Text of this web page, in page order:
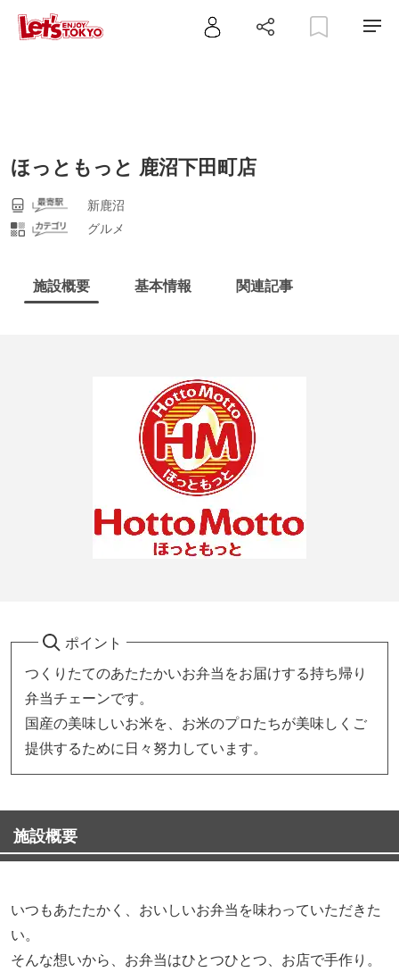
ほっともっと 鹿沼下田町店
新鹿沼
グルメ
施設概要 基本情報 関連記事
ポイント
つくりたてのあたたかいお弁当をお届けする持ち帰り
弁当チェーンです。
国産の美味しいお米を、お米のプロたちが美味しくご
提供するために日々努力しています。
施設概要
いつもあたたかく、おいしいお弁当を味わっていただきた
い。
そんな想いから、お弁当はひとつひとつ、お店で手作り。